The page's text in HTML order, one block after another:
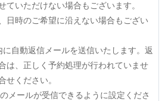
ていただけない場合もございます。
日時のご希望に沿えない場合もござい
自動返信メールを送信いたします。返
は、正しく予約処理が行われていませ
せください。
メールが受信できるように設定くださ